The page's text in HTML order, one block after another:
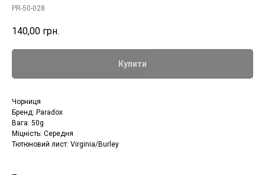
PR-50-028
140,00 грн.
Купити
Чорниця
Бренд: Paradox
Вага: 50g
Міцність: Середня
Тютюновий лист: Virginia/Burley